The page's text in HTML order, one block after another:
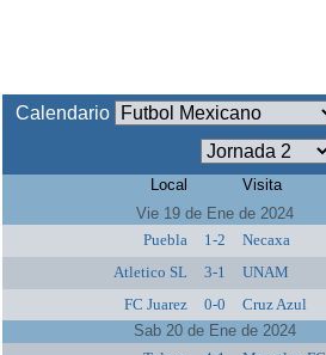
Calendario
Local Visita
Vie 19 de Ene de 2024
Puebla
1-2 Necaxa
Atletico SL
3-1 UNAM
FC Juarez
0-0 Cruz Azul
Sab 20 de Ene de 2024